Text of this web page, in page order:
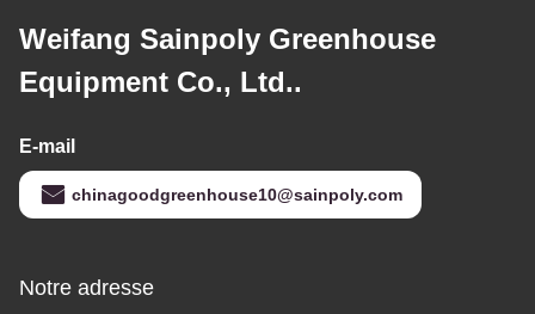
Weifang Sainpoly Greenhouse
Equipment Co., Ltd..
E-mail
chinagoodgreenhouse10@sainpoly.com
Notre adresse